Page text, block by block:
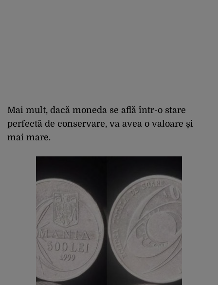
Mai mult, dacă moneda se află într-o stare
perfectă de conservare, va avea o valoare și
mai mare.